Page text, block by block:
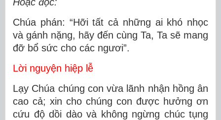
Chúa phán: “Hỡi tất cả những ai khó nhọc
và gánh nặng, hãy đến cùng Ta, Ta sẽ mang
đỡ bổ sức cho các ngươi”.
Lời nguyện hiệp lễ
Lạy Chúa chúng con vừa lãnh nhận hồng ân
cao cả; xin cho chúng con được hưởng ơn
cứu độ dồi dào và không ngừng chúc tụng